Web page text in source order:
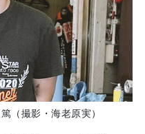
（撮影・海老原実）